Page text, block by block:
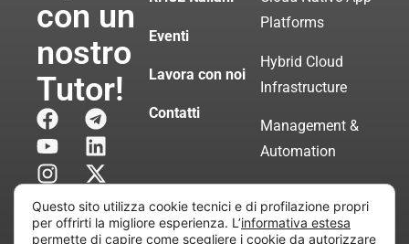
con un
nostro
Tutor!
Eventi
Lavora con noi
Contatti
Platforms
Hybrid Cloud
Infrastructure
Management &
Automation
Servizi di
Consulenza
Questo sito utilizza cookie tecnici e di profilazione propri
per offrirti la migliore esperienza. L’informativa estesa
permette di capire come scegliere i cookie da autorizzare